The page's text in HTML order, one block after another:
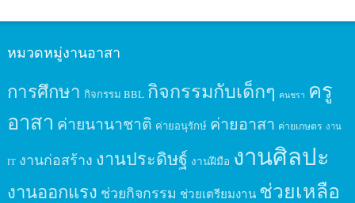
หมวดหมู่งานอาสา
การศึกษา กิจกรรม BBL กิจกรรมกับเด็กๆ คนชรา ครู
อาสา ค่ายนานาชาติ ค่ายอนุรักษ์ ค่ายอาสา ค่ายเกษตร งาน
IT งานก่อสร้าง งานประดิษฐ์ งานฝีมือ งานศิลปะ
งานออกแรง ช่วยกิจกรรม ช่วยเตรียมงาน ช่วยเหลือ